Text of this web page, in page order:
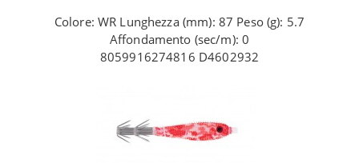
Colore: WR Lunghezza (mm): 87 Peso (g): 5.7
Affondamento (sec/m): 0
8059916274816 D4602932